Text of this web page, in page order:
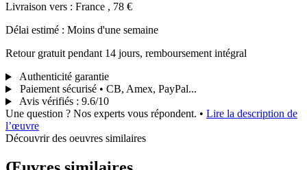
Livraison vers : France , 78 €
Délai estimé : Moins d'une semaine
Retour gratuit pendant 14 jours, remboursement intégral
Authenticité garantie
Paiement sécurisé • CB, Amex, PayPal...
Avis vérifiés : 9.6/10
Une question ? Nos experts vous répondent. • Lire la description de
l’œuvre
Découvrir des oeuvres similaires